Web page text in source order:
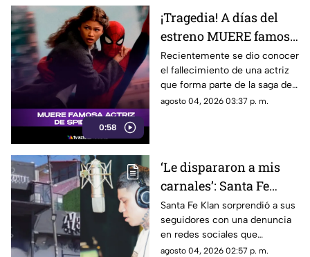
0:58
¡Tragedia! A días del
estreno MUERE famosa
actriz de Spider-Man;
esto se sabe
Recientemente se dio conocer
el fallecimiento de una actriz
que forma parte de la saga de
Spider-Man.
agosto 04, 2026 03:37 p. m.
‘Le dispararon a mis
carnales’: Santa Fe
Klan ROMPE el silencio
tras BALACERA en su
tienda; esto se sabe
Santa Fe Klan sorprendió a sus
seguidores con una denuncia
en redes sociales que
rápidamente generó
agosto 04, 2026 02:57 p. m.